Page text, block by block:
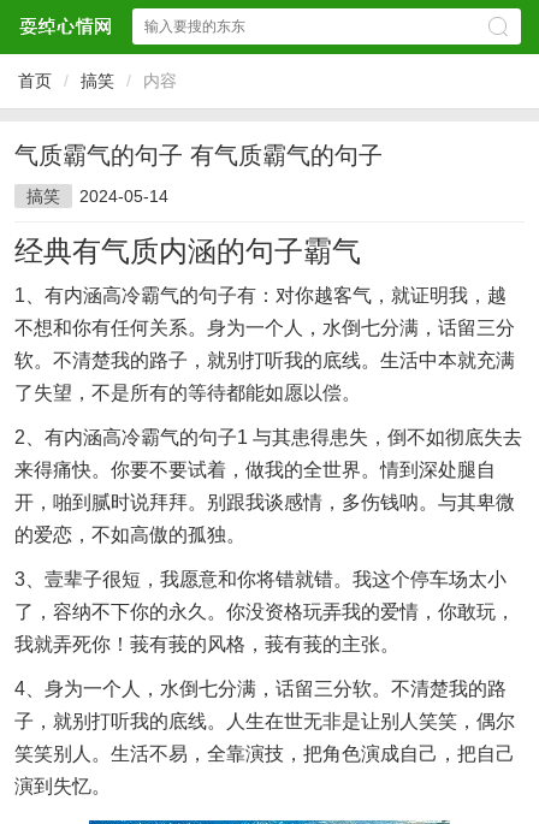
首页 / 搞笑 / 内容
气质霸气的句子 有气质霸气的句子
搞笑 2024-05-14
经典有气质内涵的句子霸气
1、有内涵高冷霸气的句子有：对你越客气，就证明我，越
不想和你有任何关系。身为一个人，水倒七分满，话留三分
软。不清楚我的路子，就别打听我的底线。生活中本就充满
了失望，不是所有的等待都能如愿以偿。
2、有内涵高冷霸气的句子1 与其患得患失，倒不如彻底失去
来得痛快。你要不要试着，做我的全世界。情到深处腿自
开，啪到腻时说拜拜。别跟我谈感情，多伤钱呐。与其卑微
的爱恋，不如高傲的孤独。
3、壹辈子很短，我愿意和你将错就错。我这个停车场太小
了，容纳不下你的永久。你没资格玩弄我的爱情，你敢玩，
我就弄死你！莪有莪的风格，莪有莪的主张。
4、身为一个人，水倒七分满，话留三分软。不清楚我的路
子，就别打听我的底线。人生在世无非是让别人笑笑，偶尔
笑笑别人。生活不易，全靠演技，把角色演成自己，把自己
演到失忆。